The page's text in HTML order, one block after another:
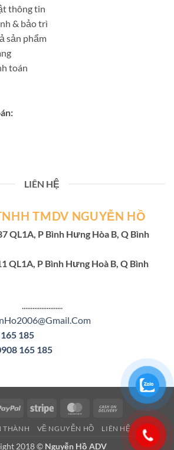
thông tin
& bảo trì
sản phẩm
toán
LIÊN HỆ
TMDV NGUYỄN HỒ
QL1A, P Bình Hưng Hòa B, Q Bình
QL1A, P Bình Hưng Hoà B, Q Bình
.......................
185
165 185
PayPal Stripe MasterCard
Delivery
THÀNH VỀ NGUYỄN HỒ LIÊN HỆ
2018 © Nguyễn Hồ ADV